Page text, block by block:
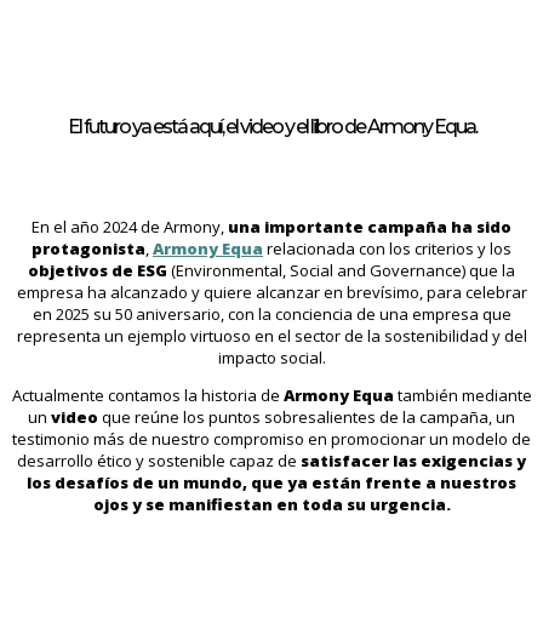
El futuro ya está aquí, el video y el libro de Armony Equa.
En el año 2024 de Armony, una importante campaña ha sido
protagonista,Armony Equa relacionada con los criterios y los
objetivos de ESG (Environmental, Social and Governance) que la
empresa ha alcanzado y quiere alcanzar en brevísimo, para celebrar
en 2025 su 50 aniversario, con la conciencia de una empresa que
representa un ejemplo virtuoso en el sector de la sostenibilidad y del
impacto social.
Actualmente contamos la historia de Armony Equa también mediante
un video que reúne los puntos sobresalientes de la campaña, un
testimonio más de nuestro compromiso en promocionar un modelo de
desarrollo ético y sostenible capaz de satisfacer las exigencias y
los desafíos de un mundo, que ya están frente a nuestros
ojos y se manifiestan en toda su urgencia.